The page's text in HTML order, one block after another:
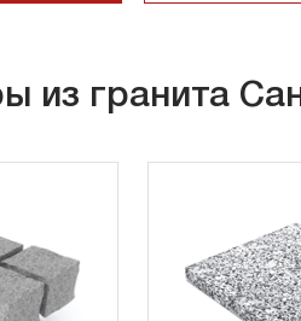
из гранита